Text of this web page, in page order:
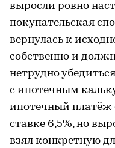
выросли ровно
покупательская
вернулась к
собственно и
нетрудно
с ипотечным
ипотечный платёж
ставке 6,5%, но
взял конкретную